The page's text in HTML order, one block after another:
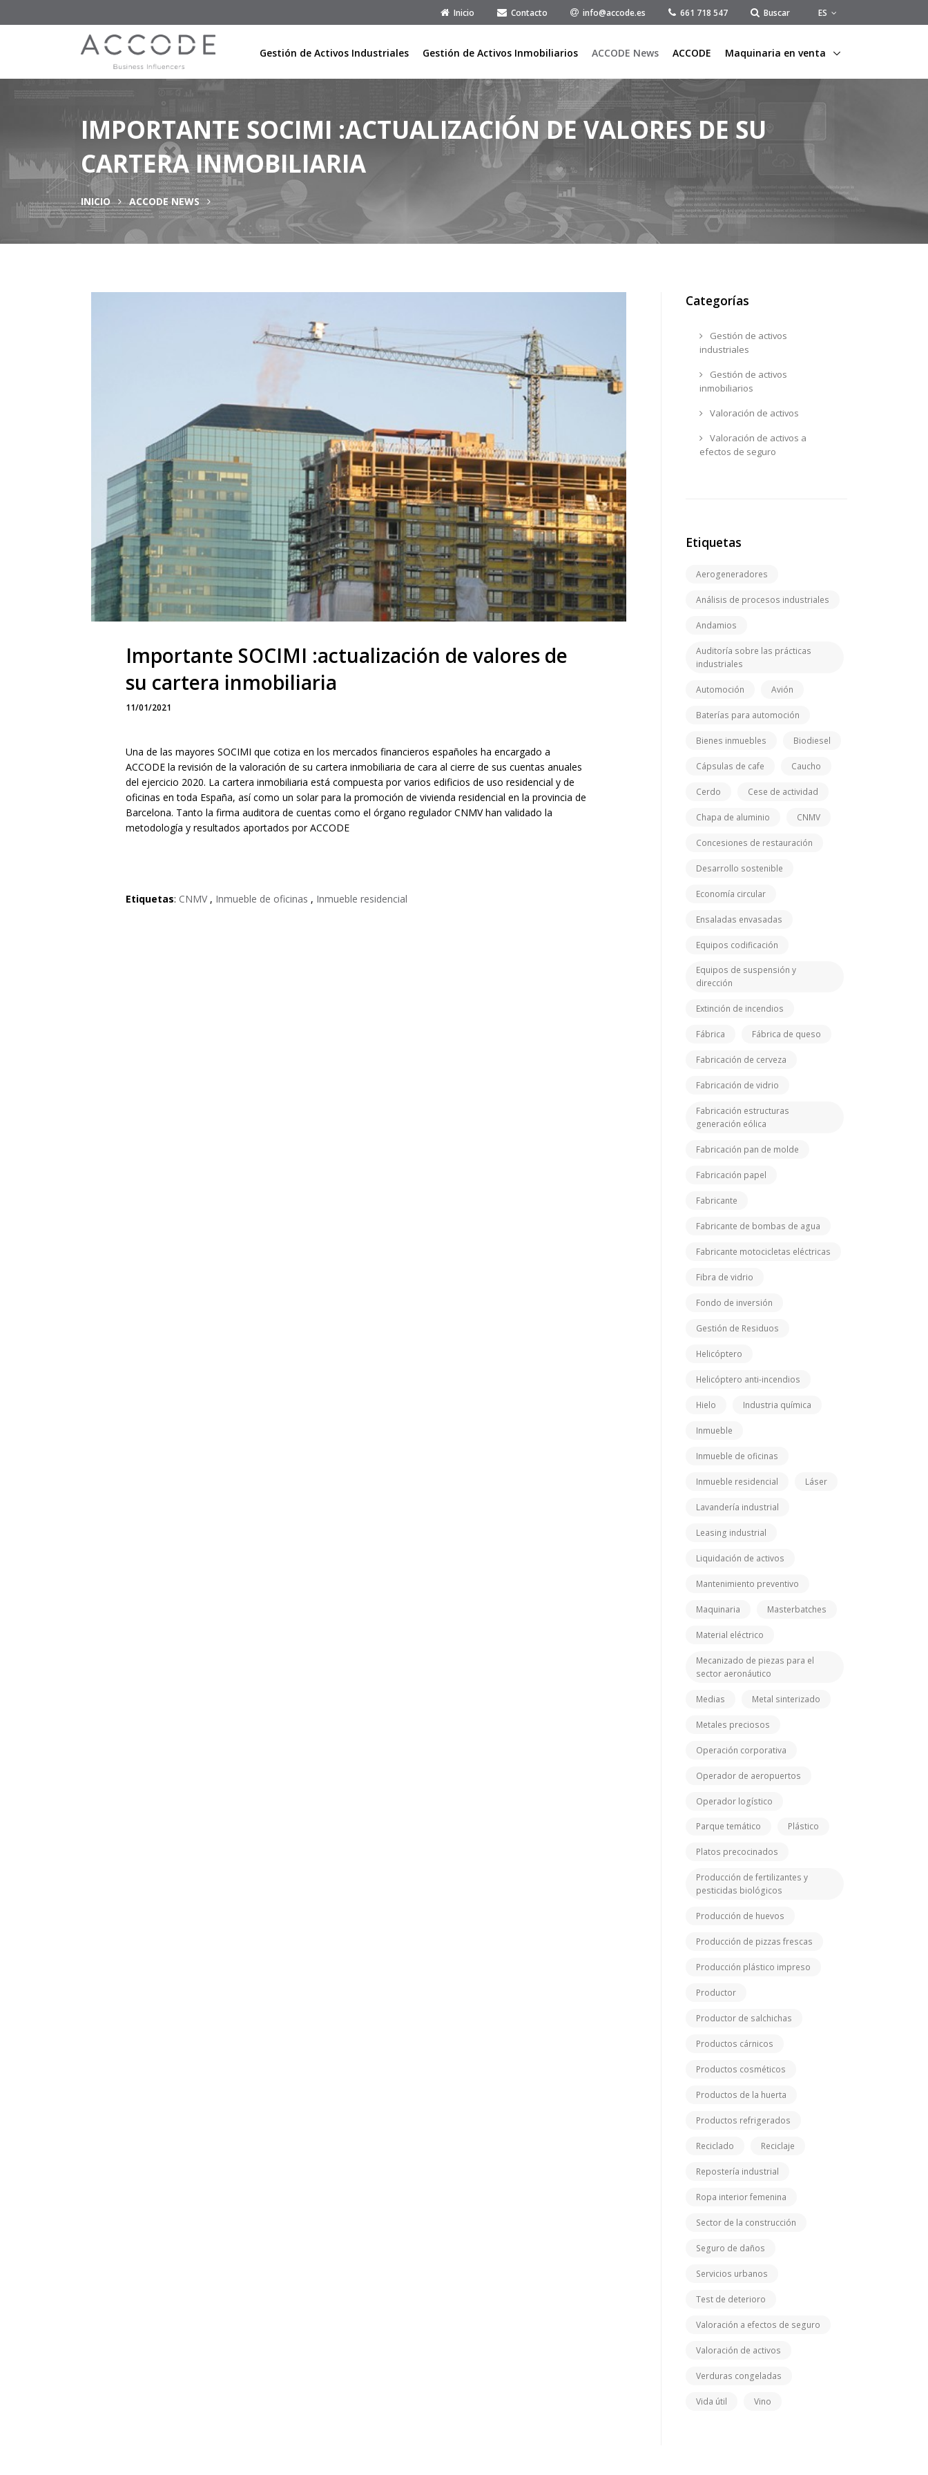
Inicio Contacto info@accode.es 661 718 547 Buscar ES
Gestión de Activos Industriales Gestión de Activos Inmobiliarios ACCODE News ACCODE Maquinaria en venta
IMPORTANTE SOCIMI :ACTUALIZACIÓN DE VALORES DE SU
CARTERA INMOBILIARIA
INICIO ACCODE NEWS
Importante SOCIMI :actualización de valores de
su cartera inmobiliaria
11/01/2021
Una de las mayores SOCIMI que cotiza en los mercados financieros españoles ha encargado a
ACCODE la revisión de la valoración de su cartera inmobiliaria de cara al cierre de sus cuentas anuales
del ejercicio 2020. La cartera inmobiliaria está compuesta por varios edificios de uso residencial y de
oficinas en toda España, así como un solar para la promoción de vivienda residencial en la provincia de
Barcelona. Tanto la firma auditora de cuentas como el órgano regulador CNMV han validado la
metodología y resultados aportados por ACCODE
Etiquetas: CNMV, Inmueble de oficinas , Inmueble residencial
Categorías
Gestión de activos
industriales
Gestión de activos
inmobiliarios
Valoración de activos
Valoración de activos a
efectos de seguro
Etiquetas
Aerogeneradores
Análisis de procesos industriales
Andamios
Auditoría sobre las prácticas
industriales
Automoción Avión
Baterías para automoción
Bienes inmuebles Biodiesel
Cápsulas de cafe Caucho
Cerdo Cese de actividad
Chapa de aluminio CNMV
Concesiones de restauración
Desarrollo sostenible
Economía circular
Ensaladas envasadas
Equipos codificación
Equipos de suspensión y
dirección
Extinción de incendios
Fábrica Fábrica de queso
Fabricación de cerveza
Fabricación de vidrio
Fabricación estructuras
generación eólica
Fabricación pan de molde
Fabricación papel
Fabricante
Fabricante de bombas de agua
Fabricante motocicletas eléctricas
Fibra de vidrio
Fondo de inversión
Gestión de Residuos
Helicóptero
Helicóptero anti-incendios
Hielo Industria química
Inmueble
Inmueble de oficinas
Inmueble residencial Láser
Lavandería industrial
Leasing industrial
Liquidación de activos
Mantenimiento preventivo
Maquinaria Masterbatches
Material eléctrico
Mecanizado de piezas para el
sector aeronáutico
Medias Metal sinterizado
Metales preciosos
Operación corporativa
Operador de aeropuertos
Operador logístico
Parque temático Plástico
Platos precocinados
Producción de fertilizantes y
pesticidas biológicos
Producción de huevos
Producción de pizzas frescas
Producción plástico impreso
Productor
Productor de salchichas
Productos cárnicos
Productos cosméticos
Productos de la huerta
Productos refrigerados
Reciclado Reciclaje
Repostería industrial
Ropa interior femenina
Sector de la construcción
Seguro de daños
Servicios urbanos
Test de deterioro
Valoración a efectos de seguro
Valoración de activos
Verduras congeladas
Vida útil Vino